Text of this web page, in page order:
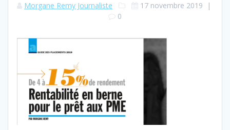
Morgane Remy Journaliste 17 novembre 2019 |
0